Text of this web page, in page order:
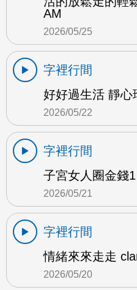
AM
2026/05/25
字裡行間
好好過生活 靜心
2026/05/22
字裡行間
子宮女人圈金錢
2026/05/21
字裡行間
情緒來來走走
2026/05/20